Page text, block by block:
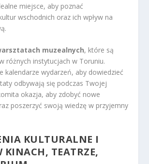
miejsce, aby poznać
wschodnich oraz ich wpływ na
muzealnych, które są
różnych instytucjach w Toruniu.
kalendarze wydarzeń, aby dowiedzieć
odbywają się podczas Twojej
okazja, aby zdobyć nowe
poszerzyć swoją wiedzę w przyjemny
KULTURALNE I
KINACH, TEATRZE,